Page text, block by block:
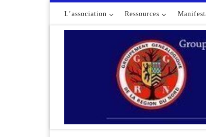
Passer au contenuL’association Ressources